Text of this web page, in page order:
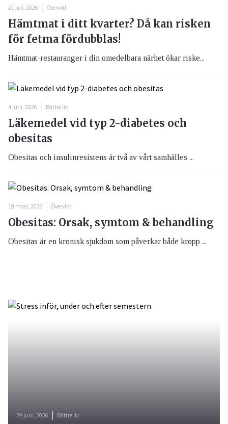
21 juli, 2026 Övervikt
Hämtmat i ditt kvarter? Då kan risken
för fetma fördubblas!
Hämtmat-restauranger i din omedelbara närhet ökar riske...
4 juni, 2026 Bättre liv
Läkemedel vid typ 2-diabetes och
obesitas
Obesitas och insulinresistens är två av vårt samhälles ...
19 mars, 2026 Övervikt
Obesitas: Orsak, symtom & behandling
Obesitas är en kronisk sjukdom som påverkar både kropp ...
29 juni, 2026 Bättre liv